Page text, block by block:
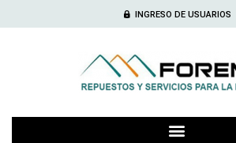
INGRESO DE USUARIOS